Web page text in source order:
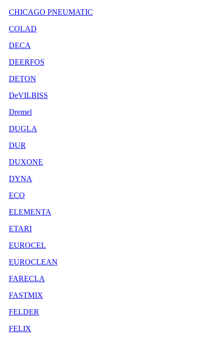
CHICAGO PNEUMATIC
COLAD
DECA
DEERFOS
DETON
DeVILBISS
Dremel
DUGLA
DUR
DUXONE
DYNA
ECO
ELEMENTA
ETARI
EUROCEL
EUROCLEAN
FARECLA
FASTMIX
FELDER
FELIX